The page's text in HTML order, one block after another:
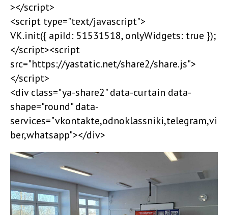
></script>
<script type="text/javascript">
VK.init({ apiId: 51531518, onlyWidgets: true });
</script><script
src="https://yastatic.net/share2/share.js">
</script>
<div class="ya-share2" data-curtain data-
shape="round" data-
services="vkontakte,odnoklassniki,telegram,vi
ber,whatsapp"></div>